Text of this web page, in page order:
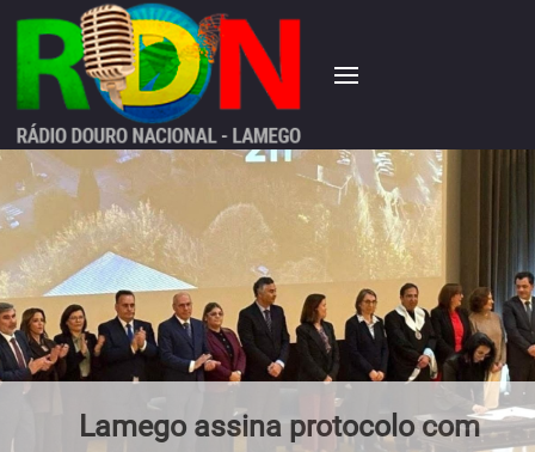
Lamego assina protocolo com
UTAD para abertura do curso de